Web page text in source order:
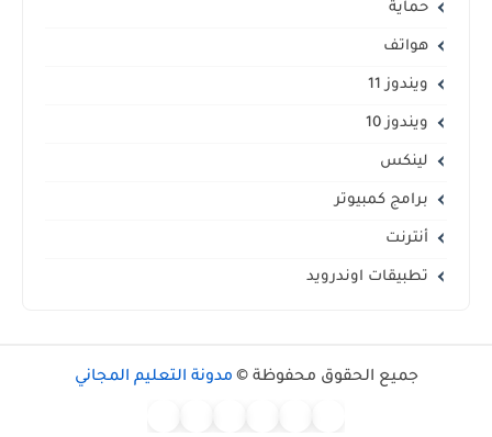
هواتف
ويندوز 11
ويندوز 10
لينكس
برامج كمبيوتر
أنترنت
تطبيقات اوندرويد
جميع الحقوق محفوظة ©مدونة التعليم المجاني